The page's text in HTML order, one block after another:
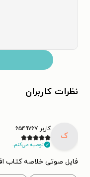
نظرات کاربران
ک
کاربر ۶۵۴۹۷۶۷
توصیه می‌کنم.
فایل صوتی خلاصه کتاب